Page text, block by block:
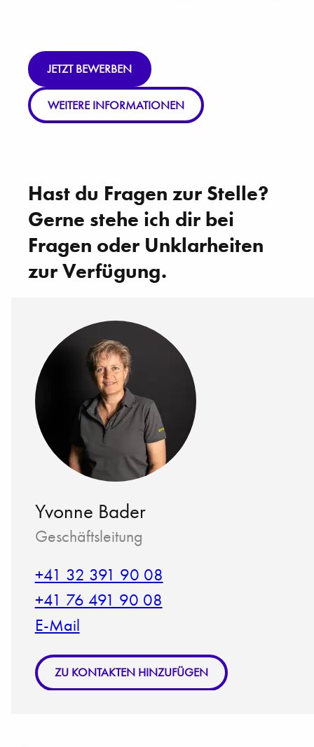
JETZT BEWERBEN
WEITERE INFORMATIONEN
Hast du Fragen zur Stelle?
Gerne stehe ich dir bei
Fragen oder Unklarheiten
zur Verfügung.
Yvonne Bader
Geschäftsleitung
+41 32 391 90 08
+41 76 491 90 08
E-Mail
ZU KONTAKTEN HINZUFÜGEN